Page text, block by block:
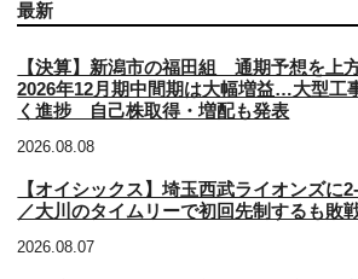
最新
【決算】新潟市の福田組 通期予想を上
2026年12月期中間期は大幅増益…大型工
く進捗 自己株取得・増配も発表
2026.08.08
【オイシックス】埼玉西武ライオンズに
／大川のタイムリーで初回先制するも敗
2026.08.07